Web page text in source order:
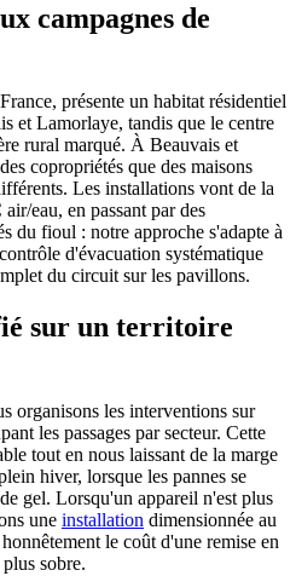
campagnes de
présente un habitat résidentiel
et Lamorlaye, tandis que le centre
rural marqué. À Beauvais et
copropriétés que des maisons
Les installations vont de la
eau, en passant par des
du fioul : notre approche s'adapte à
d'évacuation systématique
du circuit sur les pavillons.
sur un territoire
organisons les interventions sur
les passages par secteur. Cette
tout en nous laissant de la marge
hiver, lorsque les pannes se
gel. Lorsqu'un appareil n'est plus
une installation dimensionnée au
le coût d'une remise en
sobre.